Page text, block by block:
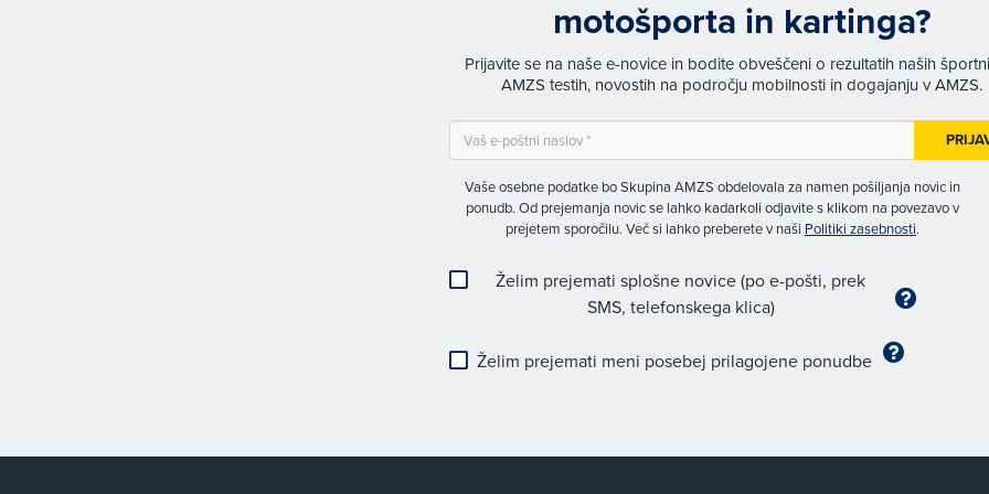
motošporta in kartinga?
Prijavite se na naše e-novice in bodite obveščeni o rezultatih naših
AMZS testih, novostih na področju mobilnosti in dogajanju v AMZS.
Vaše osebne podatke bo Skupina AMZS obdelovala za namen pošiljanja novic in
ponudb. Od prejemanja novic se lahko kadarkoli odjavite s klikom na povezavo v
prejetem sporočilu. Več si lahko preberete v naši Politiki zasebnosti.
Želim prejemati splošne novice (po e-pošti, prek
SMS, telefonskega klica)
Želim prejemati meni posebej prilagojene ponudbe